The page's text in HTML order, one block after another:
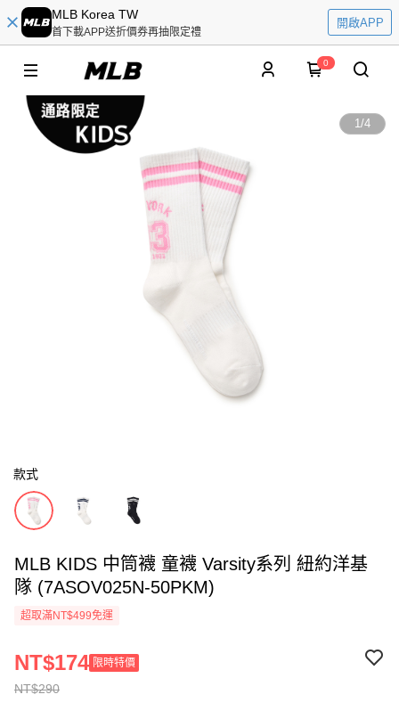
MLB Korea TW
首下載APP送折價券再抽限定禮
開啟APP
0
1/4
款式
MLB KIDS 中筒襪 童襪 Varsity系列 紐約洋基
隊 (7ASOV025N-50PKM)
超取滿NT$499免運
NT$290
NT$174 限時特價